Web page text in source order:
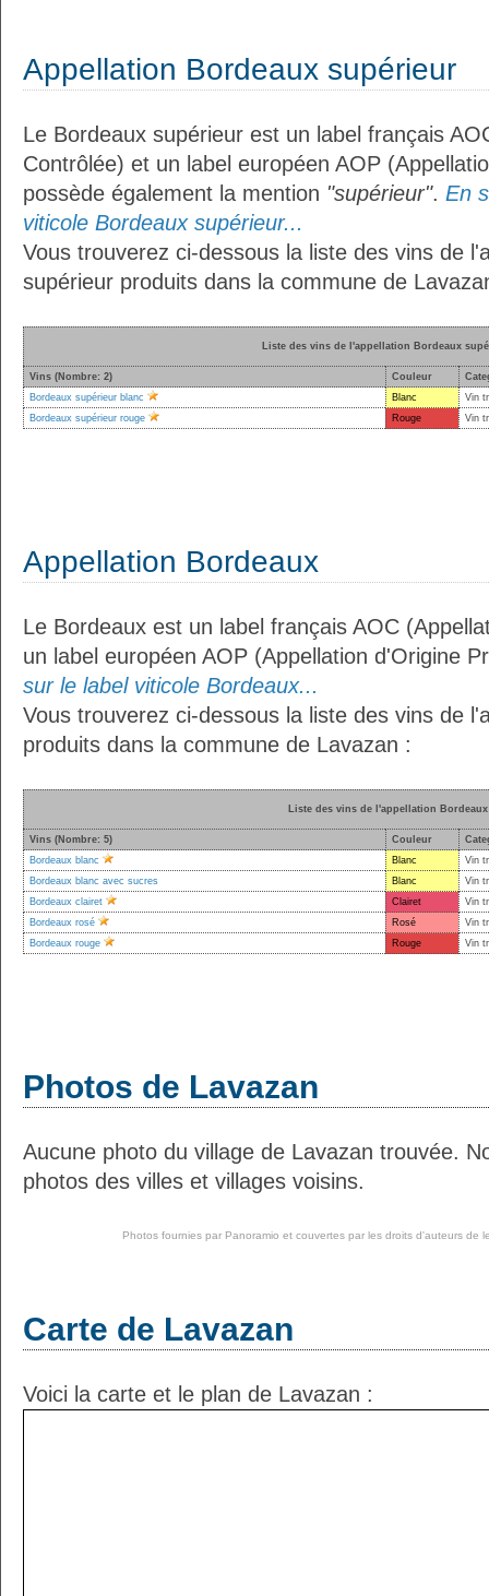
Appellation Bordeaux supérieur
Le Bordeaux supérieur est un label français
Contrôlée) et un label européen AOP
possède également la mention "supérieur". En
viticole Bordeaux supérieur...
Vous trouverez ci-dessous la liste des vins de
supérieur produits dans la commune de
Liste des vins de l'appellation Bordeaux
Vins (Nombre: 2) Couleur
Bordeaux supérieur blanc
Blanc
Vin
Bordeaux supérieur rouge
Rouge Vin
Appellation Bordeaux
Le Bordeaux est un label français AOC
un label européen AOP (Appellation d'Origine
sur le label viticole Bordeaux...
Vous trouverez ci-dessous la liste des vins de
produits dans la commune de Lavazan :
Liste des vins de l'appellation Bordeaux
Vins (Nombre: 5) Couleur
Bordeaux blanc
Blanc
Vin
Bordeaux blanc avec sucres
Blanc
Vin
Bordeaux clairet
Clairet
Vin
Bordeaux rosé
Rosé
Vin
Bordeaux rouge
Rouge Vin
Photos de Lavazan
Aucune photo du village de Lavazan trouvée.
photos des villes et villages voisins.
Photos fournies par Panoramio et couvertes par les droits d'auteurs de
Carte de Lavazan
Voici la carte et le plan de Lavazan :